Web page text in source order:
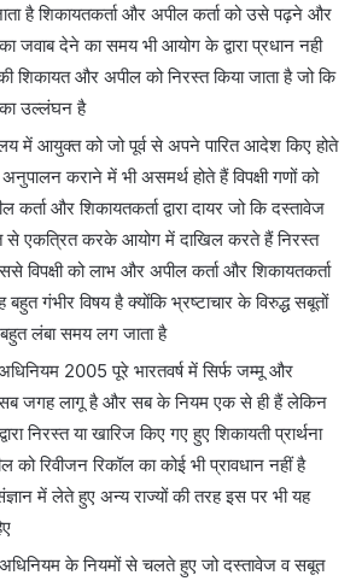
है शिकायतकर्ता और अपील कर्ता को उसे पढ़ने और
जवाब देने का समय भी आयोग के द्वारा प्रधान नही
शिकायत और अपील को निरस्त किया जाता है जो कि
उल्लंघन है
में आयुक्त को जो पूर्व से अपने पारित आदेश किए होते
अनुपालन कराने में भी असमर्थ होते हैं विपक्षी गणों को
कर्ता और शिकायतकर्ता द्वारा दायर जो कि दस्तावेज
से एकत्रित करके आयोग में दाखिल करते हैं निरस्त
विपक्षी को लाभ और अपील कर्ता और शिकायतकर्ता
बहुत गंभीर विषय है क्योंकि भ्रष्टाचार के विरुद्ध सबूतों
लंबा समय लग जाता है
2005 पूरे भारतवर्ष में सिर्फ जम्मू और
जगह लागू है और सब के नियम एक से ही हैं लेकिन
निरस्त या खारिज किए गए हुए शिकायती प्रार्थना
को रिवीजन रिकॉल का कोई भी प्रावधान नहीं है
में लेते हुए अन्य राज्यों की तरह इस पर भी यह
अधिनियम के नियमों से चलते हुए जो दस्तावेज व सबूत